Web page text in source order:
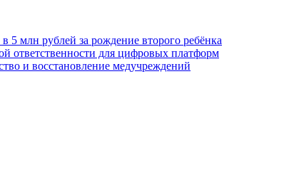
5 млн рублей за рождение второго ребёнка
ответственности для цифровых платформ
и восстановление медучреждений